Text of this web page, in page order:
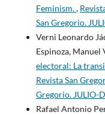
Feminism.,
San Gregorio.
Verni Leonardo
Espinoza,
electoral: La
Revista San
Gregorio. JULIO-
Rafael Antonio